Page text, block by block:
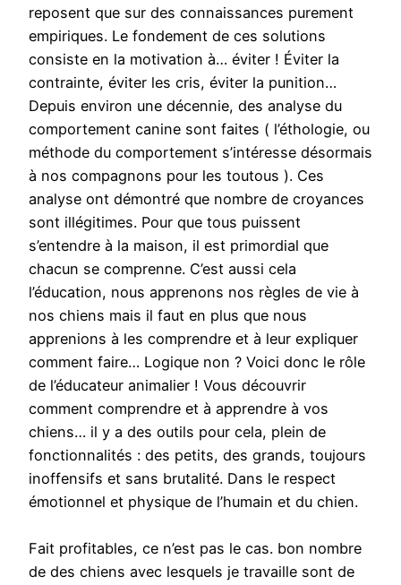
reposent que sur des connaissances purement
empiriques. Le fondement de ces solutions
consiste en la motivation à… éviter ! Éviter la
contrainte, éviter les cris, éviter la punition…
Depuis environ une décennie, des analyse du
comportement canine sont faites ( l’éthologie, ou
méthode du comportement s’intéresse désormais
à nos compagnons pour les toutous ). Ces
analyse ont démontré que nombre de croyances
sont illégitimes. Pour que tous puissent
s’entendre à la maison, il est primordial que
chacun se comprenne. C’est aussi cela
l’éducation, nous apprenons nos règles de vie à
nos chiens mais il faut en plus que nous
apprenions à les comprendre et à leur expliquer
comment faire… Logique non ? Voici donc le rôle
de l’éducateur animalier ! Vous découvrir
comment comprendre et à apprendre à vos
chiens… il y a des outils pour cela, plein de
fonctionnalités : des petits, des grands, toujours
inoffensifs et sans brutalité. Dans le respect
émotionnel et physique de l’humain et du chien.
Fait profitables, ce n’est pas le cas. bon nombre
de des chiens avec lesquels je travaille sont de